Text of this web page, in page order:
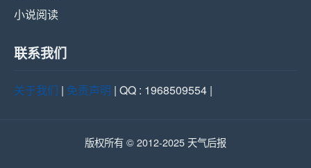
小说阅读
联系我们
关于我们 | 免责声明 | QQ : 1968509554 |
版权所有 © 2012-2025 天气后报